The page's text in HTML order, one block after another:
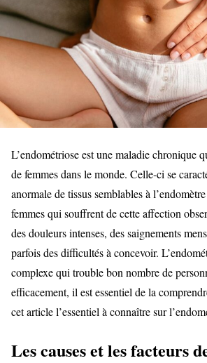
L’endométriose est une maladie chronique
de femmes dans le monde. Celle-ci se
anormale de tissus semblables à
femmes qui souffrent de cette affection
des douleurs intenses, des saignements
parfois des difficultés à concevoir.
complexe qui trouble bon nombre de
efficacement, il est essentiel de la
cet article l’essentiel à connaître sur
Les causes et les facteurs